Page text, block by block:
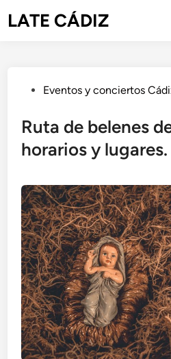
LATE CÁDIZ
Publicado
Eventos y conciertos
Ruta de belenes
horarios y lugares.